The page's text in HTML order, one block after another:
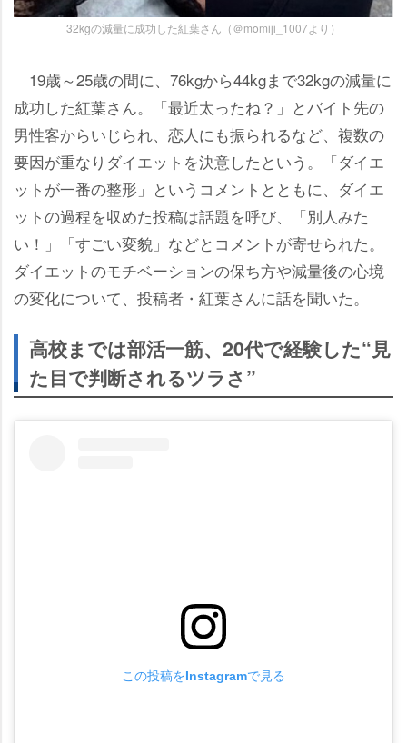
32kgの減量に成功した紅葉さん（＠momiji_1007より）
19歳～25歳の間に、76kgから44kgまで32kgの減量に
成功した紅葉さん。「最近太ったね？」とバイト先の
男性客からいじられ、恋人にも振られるなど、複数の
要因が重なりダイエットを決意したという。「ダイエ
ットが一番の整形」というコメントとともに、ダイエ
ットの過程を収めた投稿は話題を呼び、「別人みた
い！」「すごい変貌」などとコメントが寄せられた。
ダイエットのモチベーションの保ち方や減量後の心境
の変化について、投稿者・紅葉さんに話を聞いた。
高校までは部活一筋、20代で経験した“見
た目で判断されるツラさ”
この投稿をInstagramで見る